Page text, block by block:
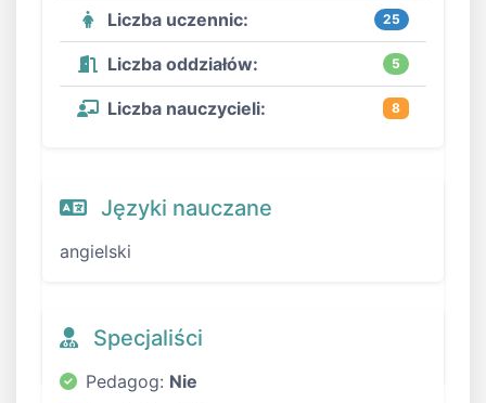
Liczba uczennic: 25
Liczba oddziałów: 5
Liczba nauczycieli: 8
Języki nauczane
angielski
Specjaliści
Pedagog: Nie